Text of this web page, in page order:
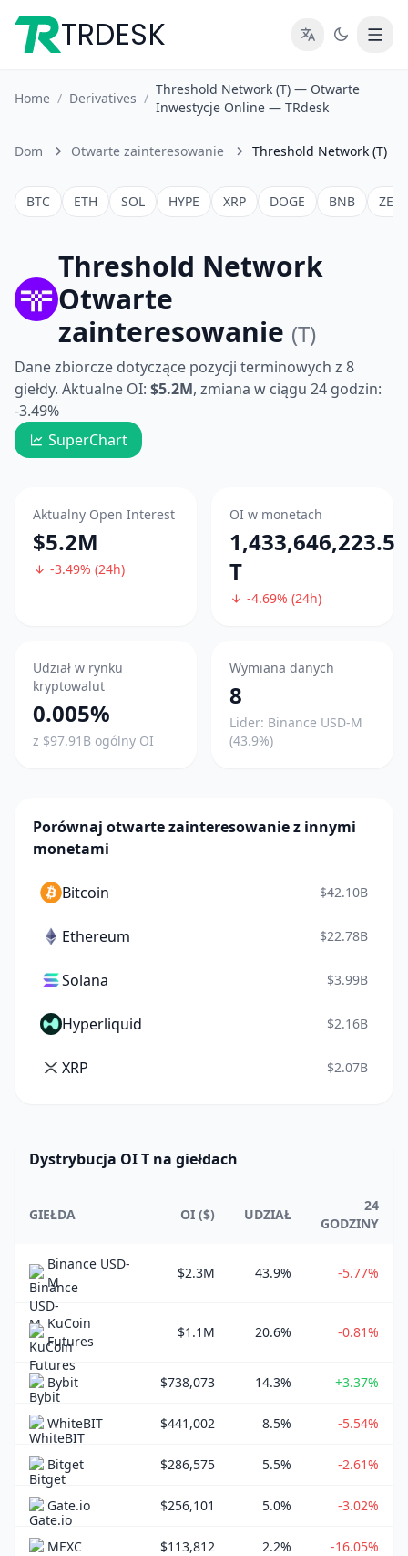
TRDESK
Home / Derivatives /
Threshold Network (T) — Otwarte
Inwestycje Online — TRdesk
Dom Otwarte zainteresowanie Threshold Network (T)
BTC ETH SOL HYPE XRP DOGE BNB ZEC
Threshold Network
Otwarte
zainteresowanie (T)
Dane zbiorcze dotyczące pozycji terminowych z 8
giełdy. Aktualne OI: $5.2M, zmiana w ciągu 24 godzin:
-3.49%
SuperChart
Aktualny Open Interest
$5.2M
-3.49% (24h)
OI w monetach
1,433,646,223.5
T
-4.69% (24h)
Udział w rynku
kryptowalut
0.005%
z $97.91B ogólny OI
Wymiana danych
8
Lider: Binance USD-M
(43.9%)
Porównaj otwarte zainteresowanie z innymi
monetami
Bitcoin $42.10B
Ethereum $22.78B
Solana $3.99B
Hyperliquid $2.16B
XRP $2.07B
Dystrybucja OI T na giełdach
GIEŁDA OI ($) UDZIAŁ
24
GODZINY
Binance USD-
M
$2.3M 43.9% -5.77%
KuCoin
Futures
$1.1M 20.6% -0.81%
Bybit $738,073 14.3% +3.37%
WhiteBIT $441,002 8.5% -5.54%
Bitget $286,575 5.5% -2.61%
Gate.io $256,101 5.0% -3.02%
MEXC $113,812 2.2% -16.05%